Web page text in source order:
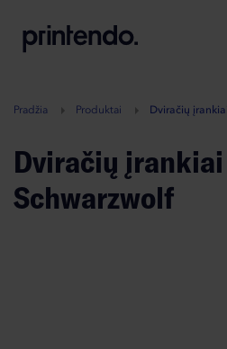
A
Pradžia Produktai Dviračių
Dviračių įrankiai
Schwarzwolf